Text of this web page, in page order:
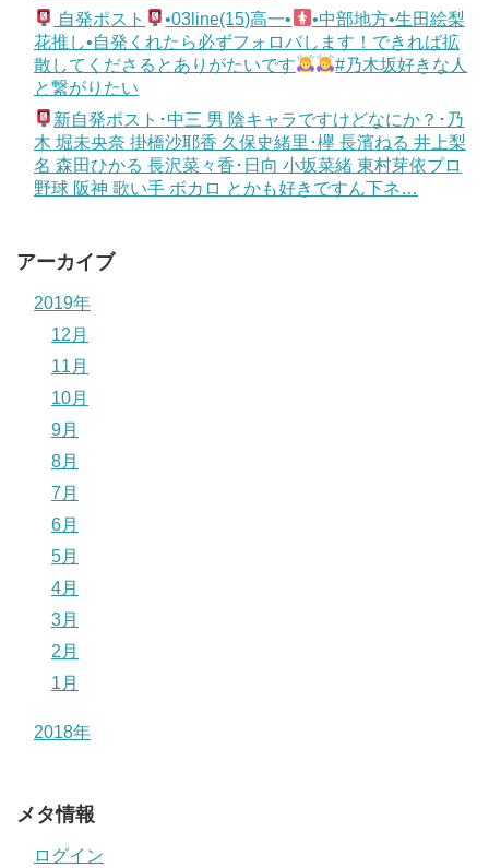
自発ポスト
•03line(15)高一•
•中部地方•生田絵梨
花推し•自発くれたら必ずフォロバします！できれば拡
散してくださるとありがたいです
#乃木坂好きな人
と繋がりたい
新自発ポスト･中三 男 陰キャラですけどなにか？･乃
木 堀未央奈 掛橋沙耶香 久保史緒里･欅 長濱ねる 井上梨
名 森田ひかる 長沢菜々香･日向 小坂菜緒 東村芽依プロ
野球 阪神 歌い手 ボカロ とかも好きですん下ネ…
アーカイブ
2019年
12月
11月
10月
9月
8月
7月
6月
5月
4月
3月
2月
1月
2018年
メタ情報
ログイン